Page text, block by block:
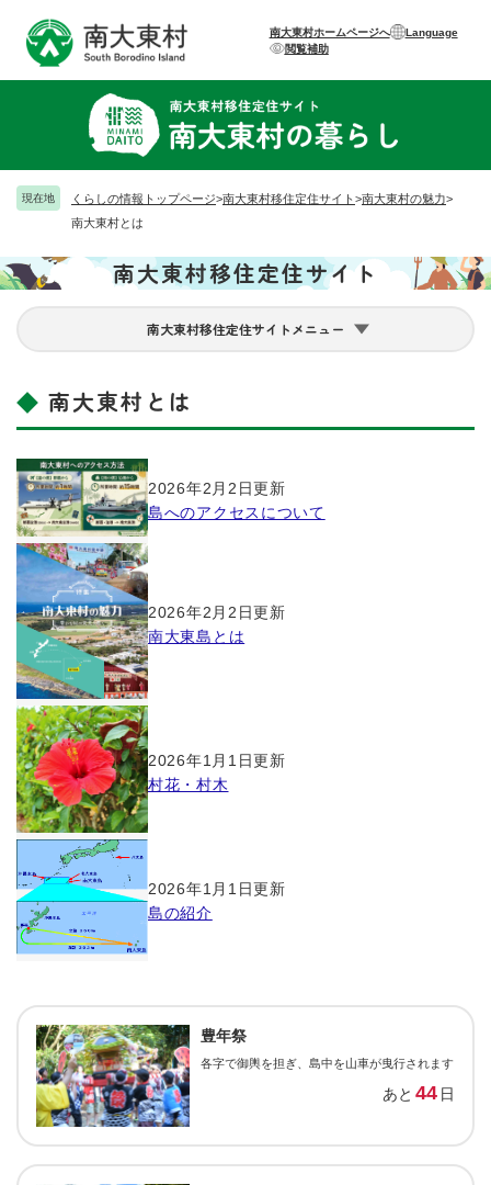
の
す
南大東村ホームページへ
Language
閲覧補助
現在地 くらしの情報トップページ>南大東村移住定住サイト>南大東村の魅力>
南大東村とは
南大東村移住定住サイト
南大東村移住定住サイトメニュー
本
南大東村とは
2026年2月2日更新
島へのアクセスについて
2026年2月2日更新
南大東島とは
2026年1月1日更新
村花・村木
2026年1月1日更新
島の紹介
豊年祭
各字で御輿を担ぎ、島中を山車が曳行されます
あと 44 日